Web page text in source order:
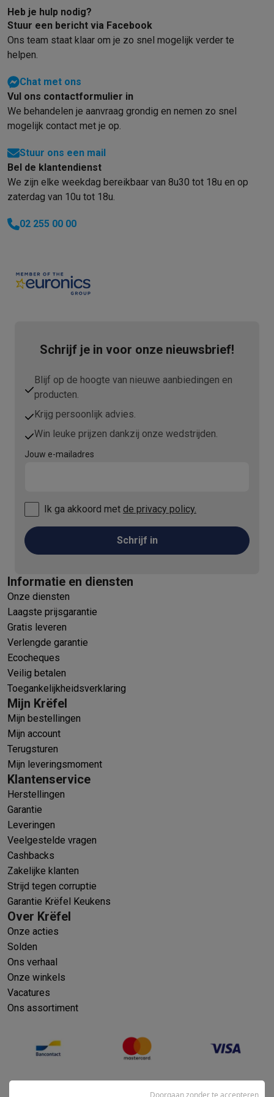
Heb je hulp nodig?
Stuur een bericht via Facebook
Ons team staat klaar om je zo snel mogelijk verder te
helpen.
Chat met ons
Vul ons contactformulier in
We behandelen je aanvraag grondig en nemen zo snel
mogelijk contact met je op.
Stuur ons een mail
Bel de klantendienst
We zijn elke weekdag bereikbaar van 8u30 tot 18u en op
zaterdag van 10u tot 18u.
02 255 00 00
Schrijf je in voor onze nieuwsbrief!
Blijf op de hoogte van nieuwe aanbiedingen en
producten.
Krijg persoonlijk advies.
Win leuke prijzen dankzij onze wedstrijden.
Jouw e-mailadres
Ik ga akkoord met de privacy policy.
Schrijf in
Informatie en diensten
Onze diensten
Laagste prijsgarantie
Gratis leveren
Verlengde garantie
Ecocheques
Veilig betalen
Toegankelijkheidsverklaring
Mijn Krëfel
Mijn bestellingen
Mijn account
Terugsturen
Mijn leveringsmoment
Klantenservice
Herstellingen
Garantie
Leveringen
Veelgestelde vragen
Cashbacks
Zakelijke klanten
Strijd tegen corruptie
Garantie Krëfel Keukens
Over Krëfel
Onze acties
Solden
Ons verhaal
Onze winkels
Vacatures
Ons assortiment
Doorgaan zonder te accepteren